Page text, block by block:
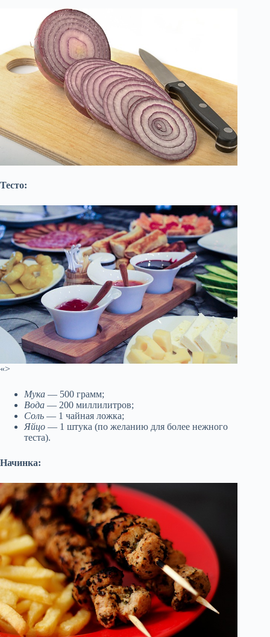
Тесто:
«>
Мука — 500 грамм;
Вода — 200 миллилитров;
Соль — 1 чайная ложка;
Яйцо — 1 штука (по желанию для более нежного
теста).
Начинка: